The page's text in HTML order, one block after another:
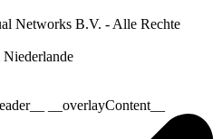
Networks B.V. - Alle Rechte
Niederlande
__overlayContent__